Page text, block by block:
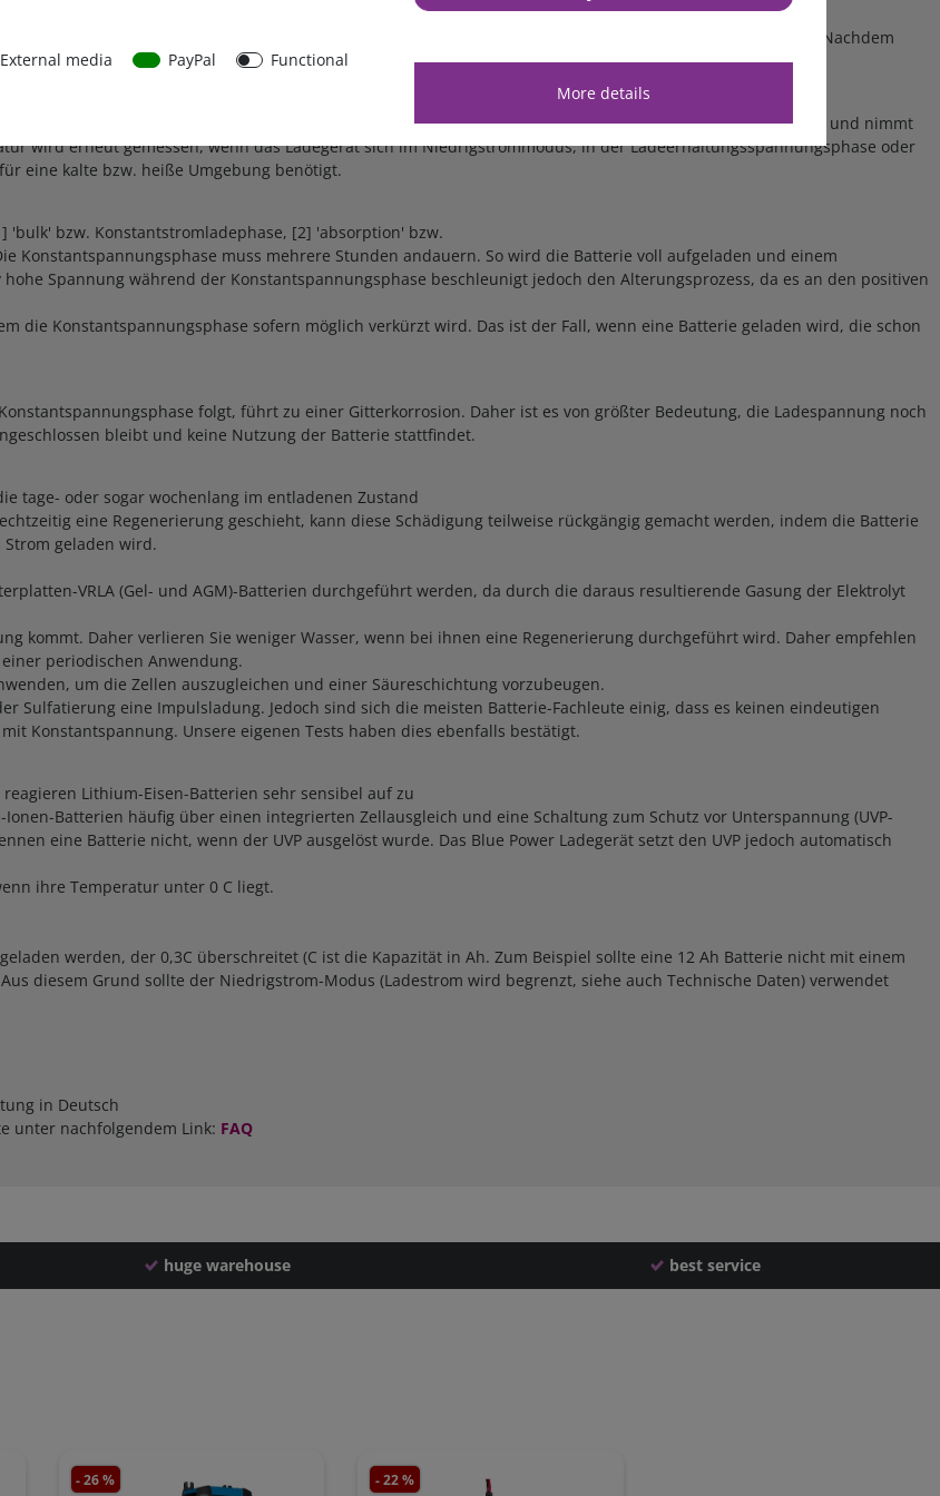
Batterie, die bis auf null oder fast bis auf null Volt
Ladegerät wird jedoch versuchen, eine vollständig entladene Batterie mit einem niedrigen Strom zu laden. Nachdem
das Gerät mit dem normalen Ladevorgang.
der Temperatur. Das Blue Power IP65 Ladegerät misst während der Testphase die Umgebungstemperatur und nimmt
wird erneut gemessen, wenn das Ladegerät sich im Niedrigstrommodus, in der Ladeerhaltungsspannungsphase oder
eine kalte bzw. heiße Umgebung benötigt.
bzw. Konstantstromladephase, [2] 'absorption' bzw.
Konstantspannungsphase muss mehrere Stunden andauern. So wird die Batterie voll aufgeladen und einem
Spannung während der Konstantspannungsphase beschleunigt jedoch den Alterungsprozess, da es an den positiven
die Konstantspannungsphase sofern möglich verkürzt wird. Das ist der Fall, wenn eine Batterie geladen wird, die schon
folgt, führt zu einer Gitterkorrosion. Daher ist es von größter Bedeutung, die Ladespannung noch
bleibt und keine Nutzung der Batterie stattfindet.
tage- oder sogar wochenlang im entladenen Zustand
eine Regenerierung geschieht, kann diese Schädigung teilweise rückgängig gemacht werden, indem die Batterie
geladen wird.
VRLA (Gel- und AGM)-Batterien durchgeführt werden, da durch die daraus resultierende Gasung der Elektrolyt
kommt. Daher verlieren Sie weniger Wasser, wenn bei ihnen eine Regenerierung durchgeführt wird. Daher empfehlen
periodischen Anwendung.
um die Zellen auszugleichen und einer Säureschichtung vorzubeugen.
Sulfatierung eine Impulsladung. Jedoch sind sich die meisten Batterie-Fachleute einig, dass es keinen eindeutigen
Konstantspannung. Unsere eigenen Tests haben dies ebenfalls bestätigt.
Lithium-Eisen-Batterien sehr sensibel auf zu
Batterien häufig über einen integrierten Zellausgleich und eine Schaltung zum Schutz vor Unterspannung (UVP-
eine Batterie nicht, wenn der UVP ausgelöst wurde. Das Blue Power Ladegerät setzt den UVP jedoch automatisch
ihre Temperatur unter 0 C liegt.
werden, der 0,3C überschreitet (C ist die Kapazität in Ah. Zum Beispiel sollte eine 12 Ah Batterie nicht mit einem
diesem Grund sollte der Niedrigstrom-Modus (Ladestrom wird begrenzt, siehe auch Technische Daten) verwendet
in Deutsch
unter nachfolgendem Link: FAQ
huge warehouse best service
- 26 % - 22 %
External media PayPal
Functional
More details